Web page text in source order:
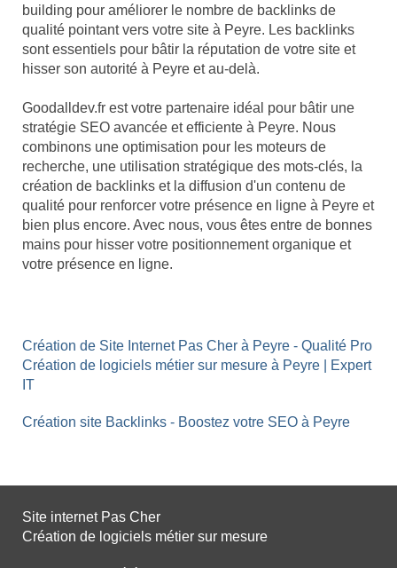
building pour améliorer le nombre de backlinks de
qualité pointant vers votre site à Peyre. Les backlinks
sont essentiels pour bâtir la réputation de votre site et
hisser son autorité à Peyre et au-delà.
Goodalldev.fr est votre partenaire idéal pour bâtir une
stratégie SEO avancée et efficiente à Peyre. Nous
combinons une optimisation pour les moteurs de
recherche, une utilisation stratégique des mots-clés, la
création de backlinks et la diffusion d'un contenu de
qualité pour renforcer votre présence en ligne à Peyre et
bien plus encore. Avec nous, vous êtes entre de bonnes
mains pour hisser votre positionnement organique et
votre présence en ligne.
Création de Site Internet Pas Cher à Peyre - Qualité Pro
Création de logiciels métier sur mesure à Peyre | Expert
IT
Création site Backlinks - Boostez votre SEO à Peyre
Site internet Pas Cher
Création de logiciels métier sur mesure